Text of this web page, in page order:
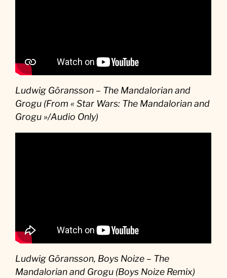
Ludwig Göransson – The Mandalorian and
Grogu (From « Star Wars: The Mandalorian and
Grogu »/Audio Only)
Ludwig Göransson, Boys Noize – The
Mandalorian and Grogu (Boys Noize Remix)